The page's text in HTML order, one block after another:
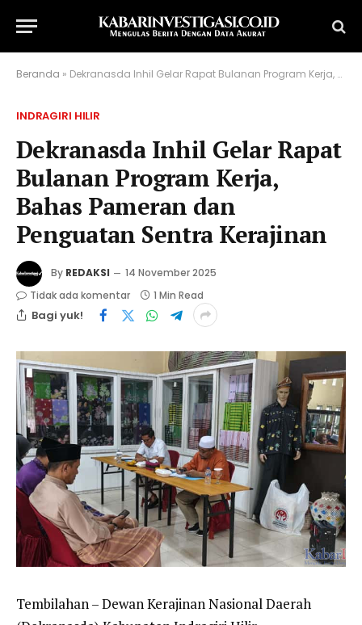
Beranda » Dekranasda Inhil Gelar Rapat Bulanan Program Kerja, Bahas Pameran dan Penguatan Sentra Kerajinan
INDRAGIRI HILIR
Dekranasda Inhil Gelar Rapat
Bulanan Program Kerja,
Bahas Pameran dan
Penguatan Sentra Kerajinan
By REDAKSI
14 November 2025
Tidak ada komentar
1 Min Read
Bagi yuk!
Tembilahan – Dewan Kerajinan Nasional Daerah